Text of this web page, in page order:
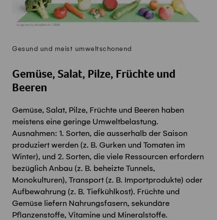
Gesund und meist umweltschonend
Gemüse, Salat, Pilze, Früchte und
Beeren
Gemüse, Salat, Pilze, Früchte und Beeren haben
meistens eine geringe Umweltbelastung.
Ausnahmen: 1. Sorten, die ausserhalb der Saison
produziert werden (z. B. Gurken und Tomaten im
Winter), und 2. Sorten, die viele Ressourcen erfordern
bezüglich Anbau (z. B. beheizte Tunnels,
Monokulturen), Transport (z. B. Importprodukte) oder
Aufbewahrung (z. B. Tiefkühlkost). Früchte und
Gemüse liefern Nahrungsfasern, sekundäre
Pflanzenstoffe, Vitamine und Mineralstoffe.